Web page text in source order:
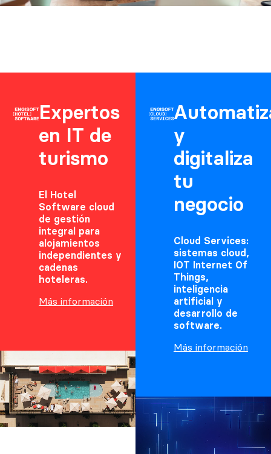
Expertos
en IT de
turismo
El Hotel
Software cloud
de gestión
integral para
alojamientos
independientes y
cadenas
hoteleras.
Más información
y
digitaliza
tu
negocio
Cloud Services:
sistemas cloud,
IOT Internet Of
Things,
inteligencia
artificial y
desarrollo de
software.
Más información